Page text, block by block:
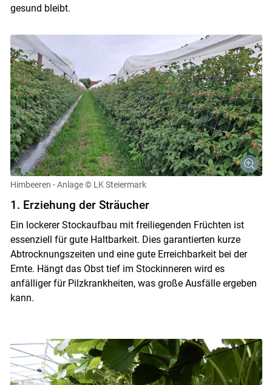
gesund bleibt.
Himbeeren - Anlage © LK Steiermark
1. Erziehung der Sträucher
Ein lockerer Stockaufbau mit freiliegenden Früchten ist
essenziell für gute Haltbarkeit. Dies garantierten kurze
Abtrocknungszeiten und eine gute Erreichbarkeit bei der
Ernte. Hängt das Obst tief im Stockinneren wird es
anfälliger für Pilzkrankheiten, was große Ausfälle ergeben
kann.